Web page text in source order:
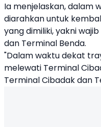
Ia menjelaskan, dalam
diarahkan untuk
yang dimiliki, yakni
dan Terminal Benda.
"Dalam waktu dekat
melewati Terminal
Terminal Cibadak dan